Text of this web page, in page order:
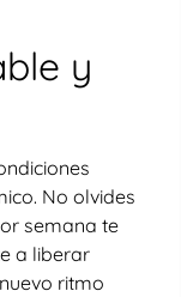
y
No olvides
semana te
a liberar
ritmo